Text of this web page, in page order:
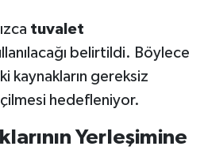
tuvalet
belirtildi. Böylece
kaynakların gereksiz
hedefleniyor.
Yerleşimine